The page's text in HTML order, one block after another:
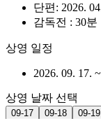
단편 : 2026.
감독전 : 30분
상영 일정
2026. 09. 17. ~
상영 날짜 선택
09-17 09-18 09-19